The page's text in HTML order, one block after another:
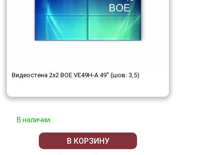
Видеостена 2x2 BOE VE49H-A 49" (шов: 3,5)
В наличии
В КОРЗИНУ